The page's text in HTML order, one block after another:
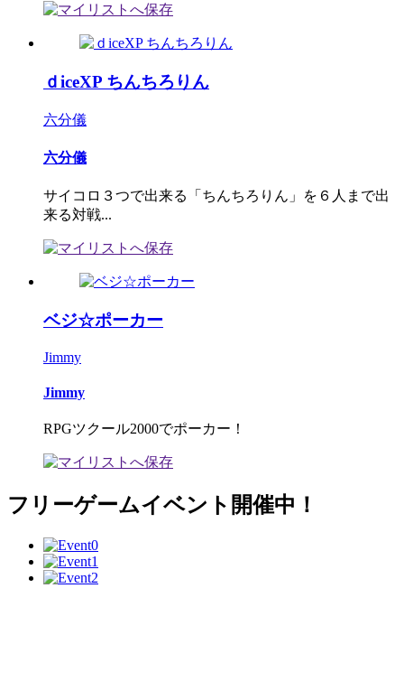
ｄiceXP ちんちろりん
六分儀
六分儀
サイコロ３つで出来る「ちんちろりん」を６人まで出
来る対戦...
ベジ☆ポーカー
Jimmy
Jimmy
RPGツクール2000でポーカー！
フリーゲームイベント開催中！